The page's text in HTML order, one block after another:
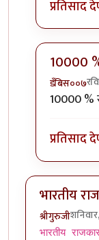
प्रतिसाद
10000
डँबिस००७
In reply
10000 %
प्रतिसाद
भारतीय
श्रीगुरुजी
भारतीय